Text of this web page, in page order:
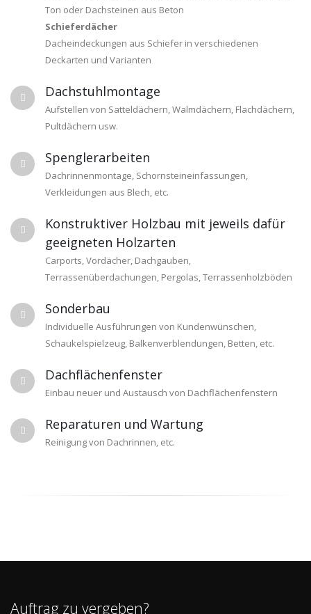
Ton oder Dachsteinen aus Beton
Schieferdächer
Dacheindeckungen aus Schiefer in verschiedenen
Deckarten und Varianten
Dachstuhlmontage
Aufstellen von Satteldächern, Walmdächern, Flachdächern,
Pultdächern usw.
Spenglerarbeiten
Dachrinnenmontage, Schornsteineinfassungen,
Verkleidungen aus Blech, etc.
Konstruktiver Holzbau mit jeweils dafür
geeigneten Holzarten
Carports, Vordächer, Dachgauben,
Terrassenüberdachungen, Pergolas, Terrassenholzböden
Sonderbau
Individuelle Ausführungen von Kundenwünschen,
Schaukelspielzeug, Balkenverblendungen, Betten, etc.
Dachflächenfenster
Einbau neuer und Austausch von Dachflächenfenstern
Reparaturen und Wartung
Reinigung von Dachrinnen, etc.
Auftrag zu vergeben?